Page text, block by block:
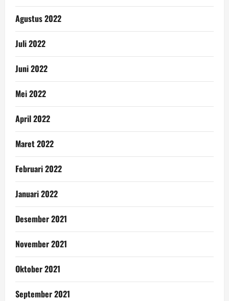
Agustus 2022
Juli 2022
Juni 2022
Mei 2022
April 2022
Maret 2022
Februari 2022
Januari 2022
Desember 2021
November 2021
Oktober 2021
September 2021